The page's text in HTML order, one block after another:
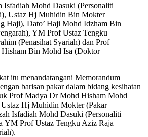
Isfadiah Mohd Dasuki (Personaliti
Ustaz Hj Muhidin Bin Mokter
Haji), Dato’ Haji Mohd Idzham Bin
YM Prof Ustaz Tengku
(Penasihat Syariah) dan Prof
Bin Mohd Isa (Doktor
itu menandatangani Memorandum
barisan pakar dalam bidang kesihatan
Prof Madya Dr Mohd Hisham Mohd
Hj Muhidin Mokter (Pakar
Isfadiah Mohd Dasuki (Personaliti
YM Prof Ustaz Tengku Aziz Raja